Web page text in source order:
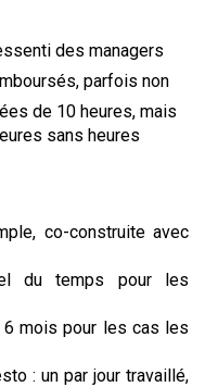
des managers
parfois non
de 10 heures, mais
sans heures
co-construite avec
du temps pour les
6 mois pour les cas les
: un par jour travaillé,